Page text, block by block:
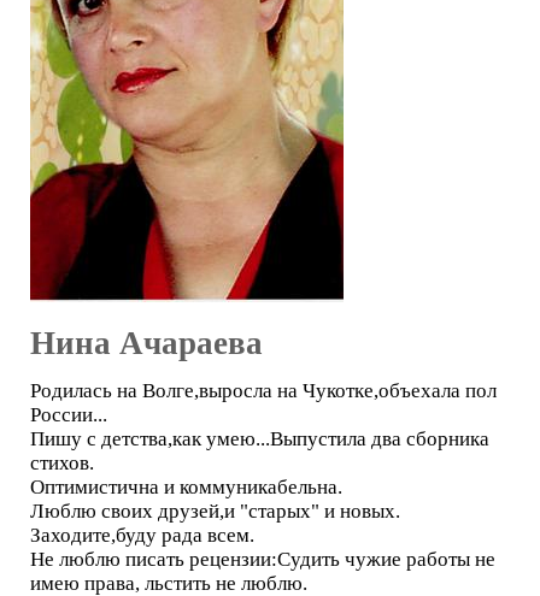
Нина Ачараева
Родилась на Волге,выросла на Чукотке,объехала пол
России...
Пишу с детства,как умею...Выпустила два сборника
стихов.
Оптимистична и коммуникабельна.
Люблю своих друзей,и "старых" и новых.
Заходите,буду рада всем.
Не люблю писать рецензии:Судить чужие работы не
имею права, льстить не люблю.